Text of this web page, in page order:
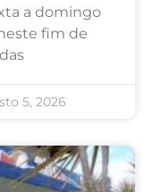
a domingo
fim de
5, 2026